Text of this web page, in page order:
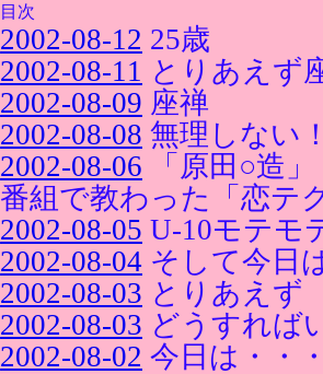
目次
2002-08-12 25歳
2002-08-11 とりあえず
2002-08-09 座禅
2002-08-08 無理しない
2002-08-06 「原田○造
番組で教わった「恋テ
2002-08-05 U-10モテモ
2002-08-04 そして今日
2002-08-03 とりあえず
2002-08-03 どうすれば
2002-08-02 今日は・・